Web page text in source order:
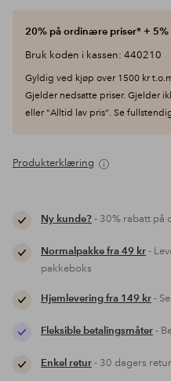
20% på ordinære priser* + 5%
Bruk koden i kassen: 440210
Gyldig ved kjøp over 1500 kr
Gjelder nedsatte priser. Gjelder
eller "Alltid lav pris". Se
Produkterklæring
Ny kunde?- 30% rabatt på
Normalpakke fra 49 kr-
pakkeboks
Hjemlevering fra 149 kr-
Fleksible betalingsmåter-
Enkel retur- 30 dagers